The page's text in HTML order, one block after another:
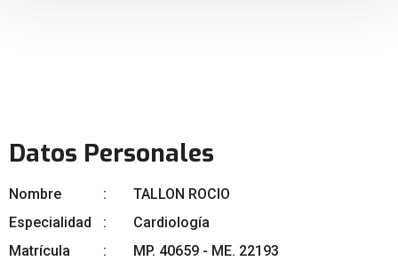
Datos Personales
Nombre
TALLON ROCIO
Especialidad
Cardiología
Matrícula
MP. 40659 - ME. 22193